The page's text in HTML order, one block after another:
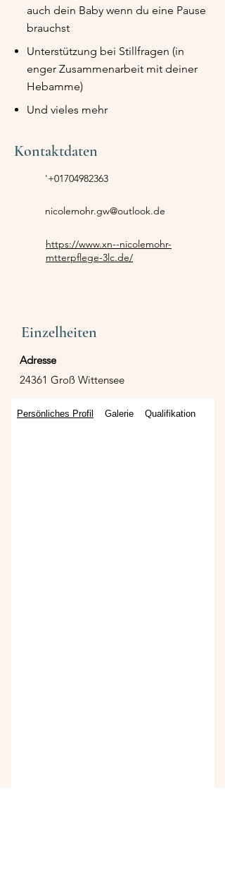
auch dein Baby wenn du eine Pause
brauchst
Unterstützung bei Stillfragen (in
enger Zusammenarbeit mit deiner
Hebamme)
Und vieles mehr
Kontaktdaten
'+01704982363
nicolemohr.gw@outlook.de
https://www.xn--nicolemohr-
mtterpflege-3lc.de/
Einzelheiten
Adresse
24361 Groß Wittensee
Persönliches Profil Galerie Qualifikation